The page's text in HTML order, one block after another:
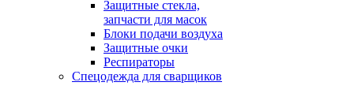
Защитные стекла,
запчасти для масок
Блоки подачи воздуха
Защитные очки
Респираторы
Спецодежда для сварщиков